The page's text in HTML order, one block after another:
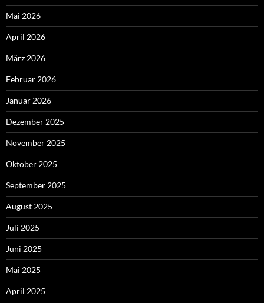
Mai 2026
April 2026
März 2026
Februar 2026
Januar 2026
Dezember 2025
November 2025
Oktober 2025
September 2025
August 2025
Juli 2025
Juni 2025
Mai 2025
April 2025